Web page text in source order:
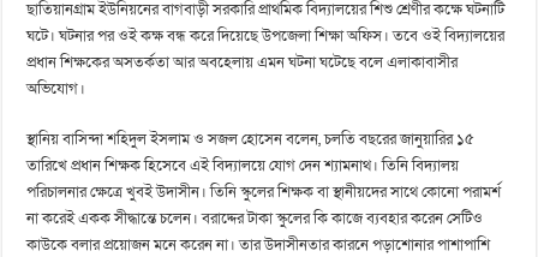
ছাতিয়ানগ্রাম ইউনিয়নের বাগবাড়ী সরকারি প্রাথমিক বিদ্যালয়ের শিশু শ্রেণীর কক্ষে ঘটনাটি
ঘটে। ঘটনার পর ওই কক্ষ বন্ধ করে দিয়েছে উপজেলা শিক্ষা অফিস। তবে ওই বিদ্যালয়ের
প্রধান শিক্ষকের অসতর্কতা আর অবহেলায় এমন ঘটনা ঘটেছে বলে এলাকাবাসীর
অভিযোগ।
স্থানিয় বাসিন্দা শহিদুল ইসলাম ও সজল হোসেন বলেন, চলতি বছরের জানুয়ারির ১৫
তারিখে প্রধান শিক্ষক হিসেবে এই বিদ্যালয়ে যোগ দেন শ্যামনাথ। তিনি বিদ্যালয়
পরিচালনার ক্ষেত্রে খুবই উদাসীন। তিনি স্কুলের শিক্ষক বা স্থানীয়দের সাথে কোনো পরামর্শ
না করেই একক সীদ্ধান্তে চলেন। বরাদ্দের টাকা স্কুলের কি কাজে ব্যবহার করেন সেটিও
কাউকে বলার প্রয়োজন মনে করেন না। তার উদাসীনতার কারনে পড়াশোনার পাশাপাশি